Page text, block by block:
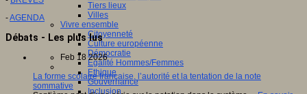
Tiers lieux
Villes
Vivre ensemble
Citoyenneté
Culture européenne
Démocratie
Egalité Hommes/Femmes
Ethique
Gouvernance
Inclusion
-AGENDA
Débats - Les plus lus
Feb 18 2026
La forme scolaire française, l’autorité et la tentation de la note
sommative